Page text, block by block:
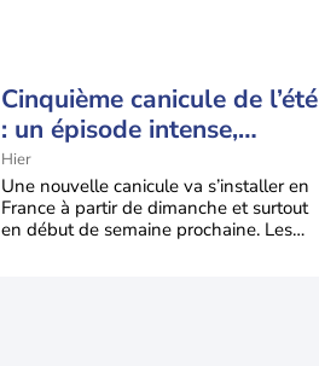
Cinquième canicule de l’été
: un épisode intense,
durable et étendu la
semaine prochaine
Hier
Une nouvelle canicule va s’installer en
France à partir de dimanche et surtout
en début de semaine prochaine. Les